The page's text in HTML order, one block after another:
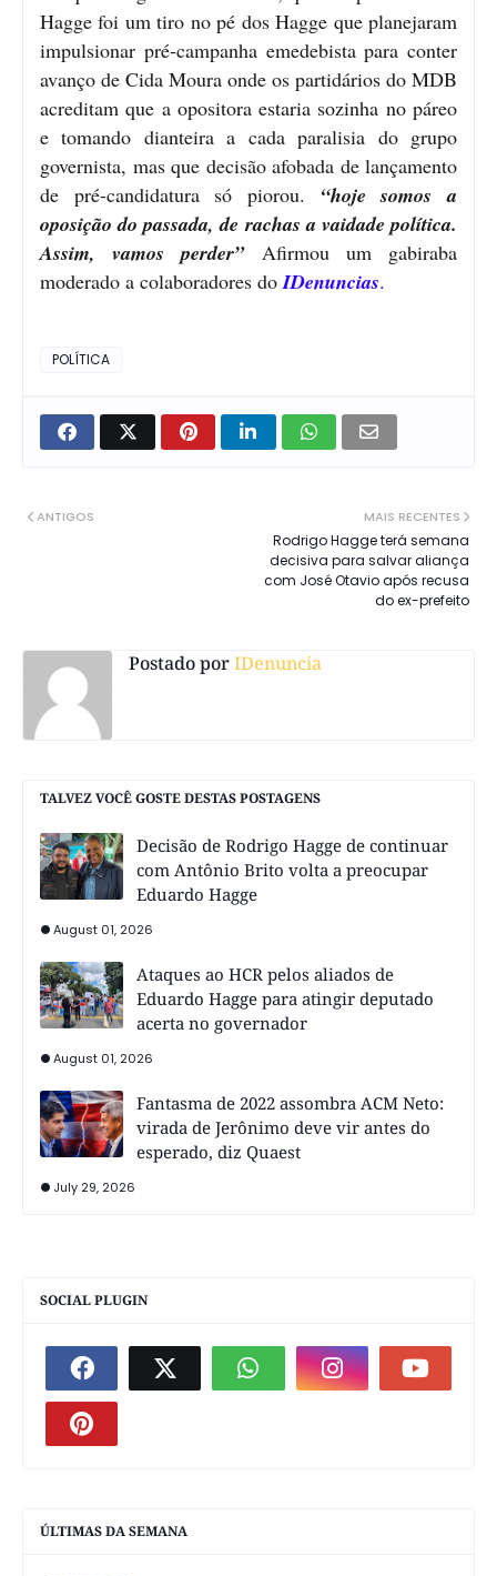
Hagge foi um tiro no pé dos Hagge que planejaram
impulsionar pré-campanha emedebista para conter
avanço de Cida Moura onde os partidários do MDB
acreditam que a opositora estaria sozinha no páreo
e tomando dianteira a cada paralisia do grupo
governista, mas que decisão afobada de lançamento
de pré-candidatura só piorou. “hoje somos a
oposição do passada, de rachas a vaidade política.
Assim, vamos perder”Afirmou um gabiraba
moderado a colaboradores do IDenuncias.
POLÍTICA
MAIS RECENTES
Rodrigo Hagge terá semana
decisiva para salvar aliança
com José Otavio após recusa
do ex-prefeito
ANTIGOS
Postado porIDenuncia
TALVEZ VOCÊ GOSTE DESTAS POSTAGENS
Decisão de Rodrigo Hagge de continuar
com Antônio Brito volta a preocupar
Eduardo Hagge
August 01, 2026
Ataques ao HCR pelos aliados de
Eduardo Hagge para atingir deputado
acerta no governador
August 01, 2026
Fantasma de 2022 assombra ACM Neto:
virada de Jerônimo deve vir antes do
esperado, diz Quaest
July 29, 2026
SOCIAL PLUGIN
ÚLTIMAS DA SEMANA